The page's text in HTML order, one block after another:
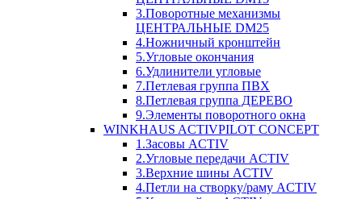
3.Поворотные механизмы
ЦЕНТРАЛЬНЫЕ DM25
4.Ножничный кронштейн
5.Угловые окончания
6.Удлинители угловые
7.Петлевая группа ПВХ
8.Петлевая группа ДЕРЕВО
9.Элементы поворотного окна
WINKHAUS ACTIVPILOT CONCEPT
1.Засовы ACTIV
2.Угловые передачи ACTIV
3.Верхние шины ACTIV
4.Петли на створку/раму ACTIV